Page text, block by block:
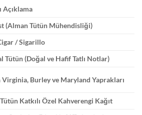
Açıklama
(Alman Tütün Mühendisliği)
/ Sigarillo
Tütün (Doğal ve Hafif Tatlı Notlar)
Virginia, Burley ve Maryland Yaprakları
Katkılı Özel Kahverengi Kağıt